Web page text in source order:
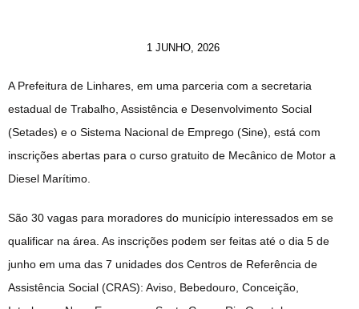
1 JUNHO, 2026
A Prefeitura de Linhares, em uma parceria com a secretaria
estadual de Trabalho, Assistência e Desenvolvimento Social
(Setades) e o Sistema Nacional de Emprego (Sine), está com
inscrições abertas para o curso gratuito de Mecânico de Motor a
Diesel Marítimo.
São 30 vagas para moradores do município interessados em se
qualificar na área. As inscrições podem ser feitas até o dia 5 de
junho em uma das 7 unidades dos Centros de Referência de
Assistência Social (CRAS): Aviso, Bebedouro, Conceição,